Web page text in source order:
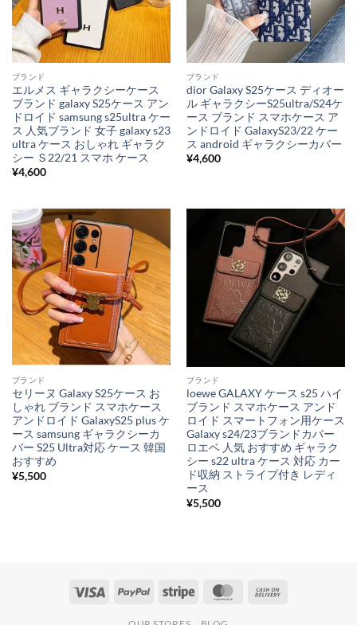
ブランド
エルメス ギャラクシーケース
ブランド galaxy S25ケース アン
ドロイド samsung s25ultra ケー
ス 人気ブランド 女子 galaxy s23
ultra ケース おしゃれ ギャラク
シー Ｓ22/21 スマホ ケース
¥4,600
ブランド
dior Galaxy S25ケース ディオー
ル ギャラクシーS25ultra/S24ケ
ース ブランド スマホケース ア
ンドロイド GalaxyS23/22 ケー
ス android ギャラクシーカバー
¥4,600
ブランド
セリーヌ Galaxy S25ケース お
しゃれ ブランド スマホケース
アンドロイド GalaxyS25 plus ケ
ース samsung ギャラクシーカ
バー S25 Ultra対応 ケース 韓国
おすすめ
¥5,500
ブランド
loewe GALAXY ケース s25 ハイ
ブランド スマホケース アンド
ロイド スマートフォン用ケース
Galaxy s24/23ブランドカバー
ロエベ 人気 おすすめ ギャラク
シー s22 ultra ケース 対応 カー
ド収納 ストライプ付き レディ
ース
¥5,500
Visa PayPal Stripe MasterCard